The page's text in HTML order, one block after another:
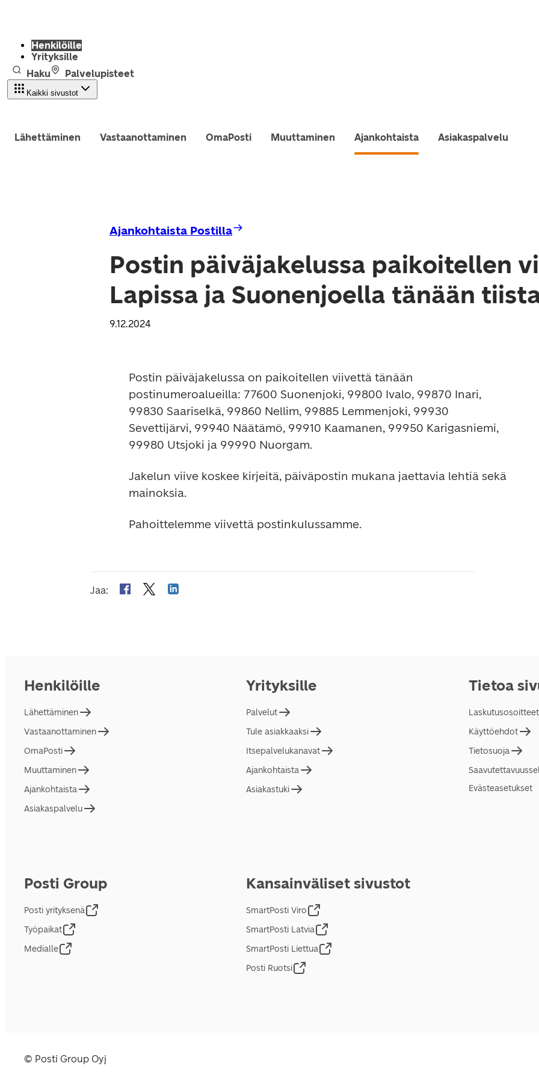
Henkilöille
Yrityksille
Haku
Palvelupisteet
Kaikki sivustot
Lähettäminen Vastaanottaminen OmaPosti Muuttaminen Ajankohtaista Asiakaspalvelu
Ajankohtaista Postilla
Postin päiväjakelussa paikoitellen
Lapissa ja Suonenjoella tänään
9.12.2024
Postin päiväjakelussa on paikoitellen viivettä tänään
postinumeroalueilla: 77600 Suonenjoki, 99800 Ivalo, 99870 Inari,
99830 Saariselkä, 99860 Nellim, 99885 Lemmenjoki, 99930
Sevettijärvi, 99940 Näätämö, 99910 Kaamanen, 99950 Karigasniemi,
99980 Utsjoki ja 99990 Nuorgam.
Jakelun viive koskee kirjeitä, päiväpostin mukana jaettavia lehtiä sekä
mainoksia.
Pahoittelemme viivettä postinkulussamme.
Jaa:
Henkilöille
Lähettäminen
Vastaanottaminen
OmaPosti
Muuttaminen
Ajankohtaista
Asiakaspalvelu
Yrityksille
Palvelut
Tule asiakkaaksi
Itsepalvelukanavat
Ajankohtaista
Asiakastuki
Tietoa
Laskutusosoitteet
Käyttöehdot
Tietosuoja
Evästeasetukset
Posti Group
Posti yrityksenä
Työpaikat
Medialle
Kansainväliset sivustot
SmartPosti Viro
SmartPosti Latvia
SmartPosti Liettua
Posti Ruotsi
© Posti Group Oyj